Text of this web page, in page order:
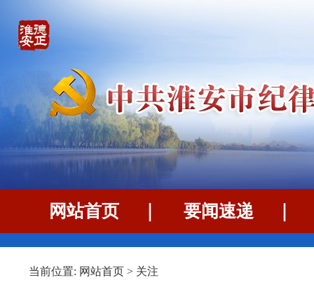
网站首页 要闻速递
当前位置: 网站首页 > 关注